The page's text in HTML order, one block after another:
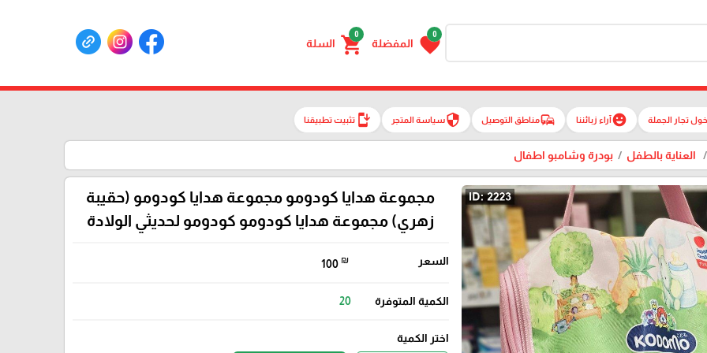
0
favorite المفضلة
0
shopping_cart السلة
تجار الجملة emoji_emotionsآراء زبائننا commuteمناطق التوصيل securityسياسة المتجر install_mobileتثبيت تطبيقنا
العناية بالطفل بودرة وشامبو اطفال
مجموعة هدايا كودومو مجموعة هدايا كودومو (حقيبة
زهري) مجموعة هدايا كودومو كودومو لحديثي الولادة
السعر 100 ₪
الكمية المتوفرة 20
اختر الكمية